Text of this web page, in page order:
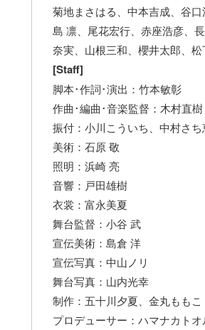
菊地まさはる、中本吉成、谷
島 凛、尾花宏行、赤座浩彦、
奈実、山根三和、櫻井太郎、
[Staff]
脚本･作詞･演出：竹本敏彰
作曲･編曲･音楽監督：木村直樹
振付：小川こういち、中村さち
美術：石原 敬
照明：浜崎 亮
音響：戸田雄樹
衣裳：富永美夏
舞台監督：小谷 武
宣伝美術：島倉 洋
宣伝写真：中山ノリ
舞台写真：山内光幸
制作：五十川夕夏、金丸ももこ
プロデューサー：ハマナカトオ